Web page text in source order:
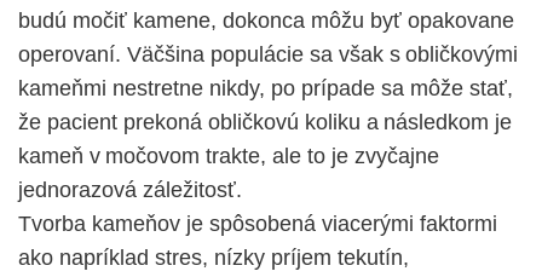
budú močiť kamene, dokonca môžu byť opakovane
operovaní. Väčšina populácie sa však s obličkovými
kameňmi nestretne nikdy, po prípade sa môže stať,
že pacient prekoná obličkovú koliku a následkom je
kameň v močovom trakte, ale to je zvyčajne
jednorazová záležitosť.
Tvorba kameňov je spôsobená viacerými faktormi
ako napríklad stres, nízky príjem tekutín,